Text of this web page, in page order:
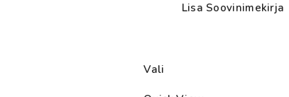
Lisa Soovinimekirja
Vali